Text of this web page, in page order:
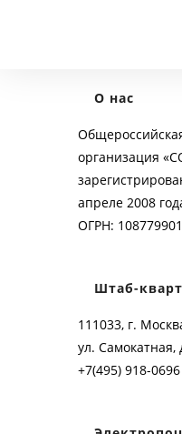
О нас
организация
апреле 2008
ОГРН:
Штаб-
111033, г.
ул. Самокатная,
+7(495) 918-0696